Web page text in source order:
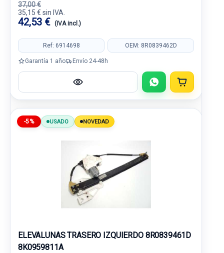
37,00 €
35,15 € sin IVA.
42,53 € (IVA incl.)
Ref: 6914698 OEM: 8R0839462D
Garantía 1 año Envío 24-48h
-5% USADO NOVEDAD
ELEVALUNAS TRASERO IZQUIERDO 8R0839461D
8K0959811A